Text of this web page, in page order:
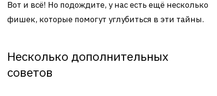
Вот и всё! Но подождите, у нас есть ещё несколько
фишек, которые помогут углубиться в эти тайны.
Несколько дополнительных
советов